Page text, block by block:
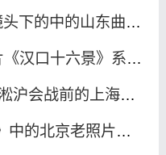
的山东曲阜老照片（上）
十六景》系列明信片
会战前的上海风貌
北京老照片（一）